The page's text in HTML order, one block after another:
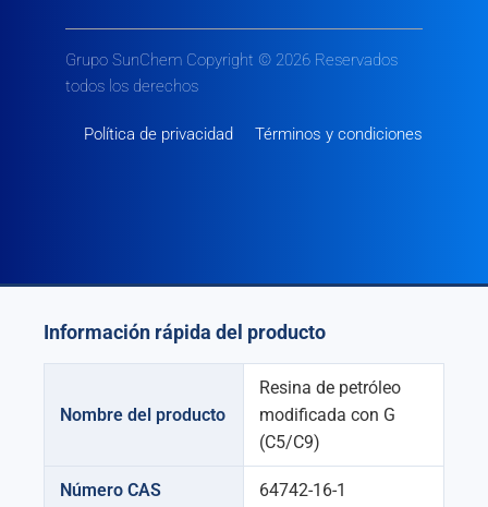
Grupo SunChem Copyright © 2026 Reservados
todos los derechos
Política de privacidad Términos y condiciones
Información rápida del producto
Nombre del producto
Resina de petróleo
modificada con G
(C5/C9)
Número CAS 64742-16-1